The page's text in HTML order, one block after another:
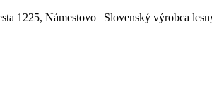
1225, Námestovo | Slovenský výrobca